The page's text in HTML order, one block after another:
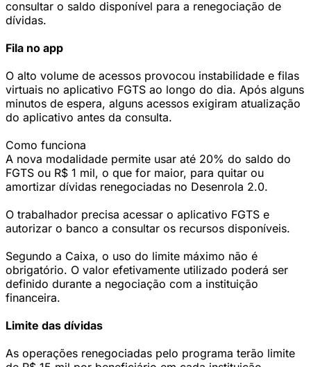
consultar o saldo disponível para a renegociação de
dívidas.
Fila no app
O alto volume de acessos provocou instabilidade e filas
virtuais no aplicativo FGTS ao longo do dia. Após alguns
minutos de espera, alguns acessos exigiram atualização
do aplicativo antes da consulta.
Como funciona
A nova modalidade permite usar até 20% do saldo do
FGTS ou R$ 1 mil, o que for maior, para quitar ou
amortizar dívidas renegociadas no Desenrola 2.0.
O trabalhador precisa acessar o aplicativo FGTS e
autorizar o banco a consultar os recursos disponíveis.
Segundo a Caixa, o uso do limite máximo não é
obrigatório. O valor efetivamente utilizado poderá ser
definido durante a negociação com a instituição
financeira.
Limite das dívidas
As operações renegociadas pelo programa terão limite